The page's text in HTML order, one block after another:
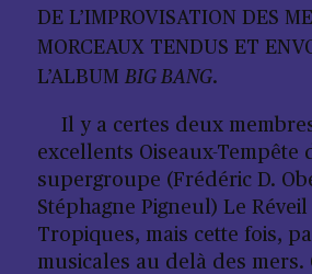
DE L’IMPROVISATION DES
MORCEAUX TENDUS ET
L’ALBUM BIG BANG.
Il y a certes deux
excellents Oiseaux-Tempête
supergroupe (Frédéric D.
Stéphagne Pigneul) Le Réveil
Tropiques, mais cette fois,
musicales au delà des mers.